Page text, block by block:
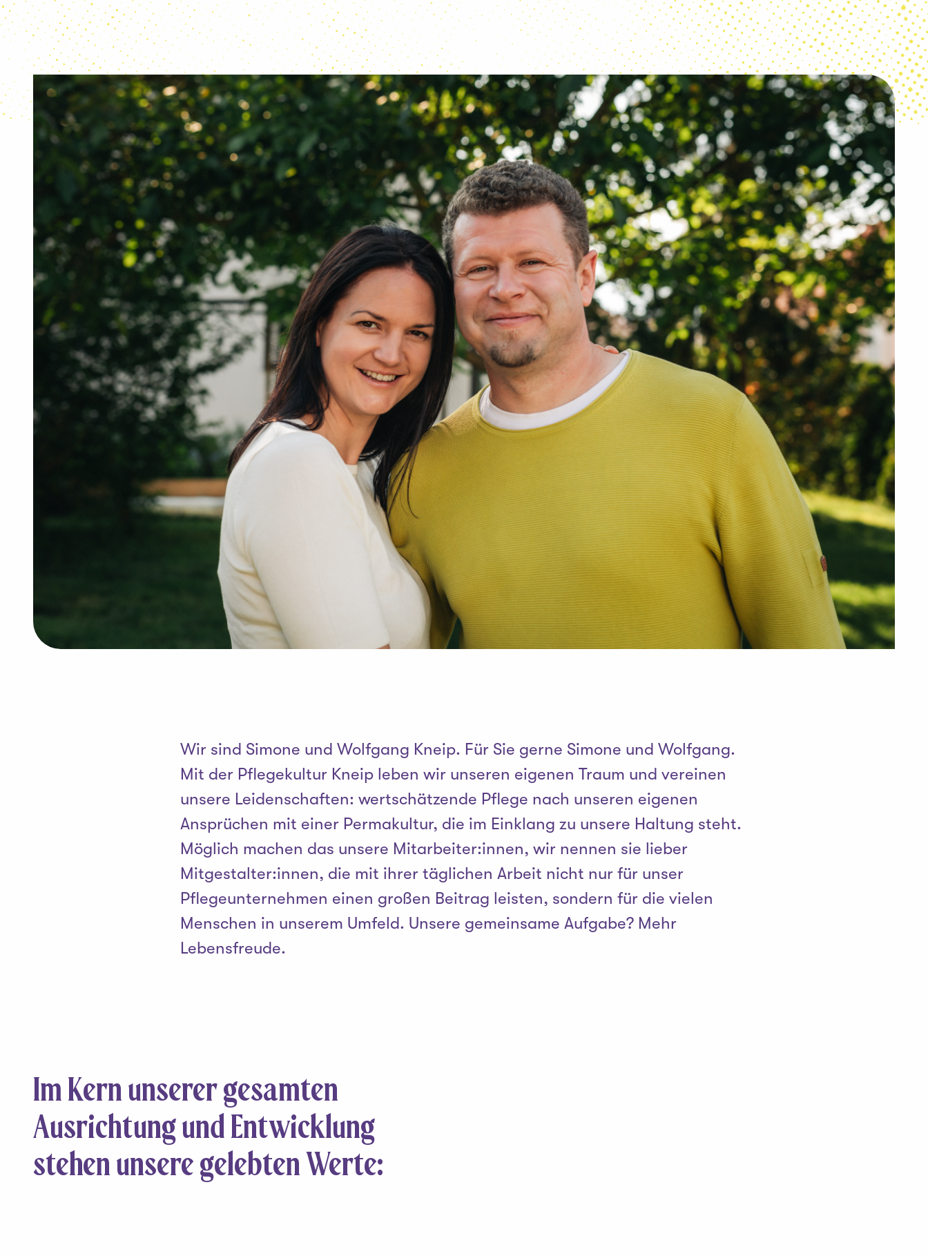
Wir sind Simone und Wolfgang Kneip. Für Sie gerne Simone und Wolfgang.
Mit der Pflegekultur Kneip leben wir unseren eigenen Traum und vereinen
unsere Leidenschaften: wertschätzende Pflege nach unseren eigenen
Ansprüchen mit einer Permakultur, die im Einklang zu unsere Haltung steht.
Möglich machen das unsere Mitarbeiter:innen, wir nennen sie lieber
Mitgestalter:innen, die mit ihrer täglichen Arbeit nicht nur für unser
Pflegeunternehmen einen großen Beitrag leisten, sondern für die vielen
Menschen in unserem Umfeld. Unsere gemeinsame Aufgabe? Mehr
Lebensfreude.
Im Kern unserer gesamten
Ausrichtung und Entwicklung
stehenunsere gelebtenWerte: